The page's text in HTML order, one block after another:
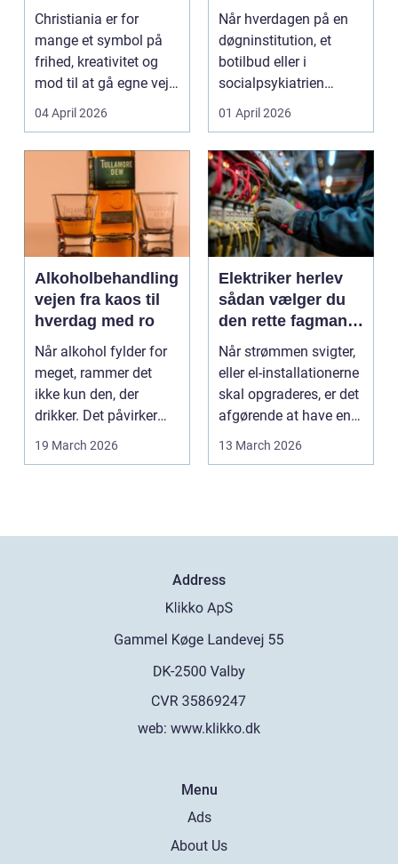
ét
Christiania er for
mange et symbol på
frihed, kreativitet og
mod til at gå egne veje.
Den samme ånd ...
04 April 2026
du den rette hjælp
Når hverdagen på en
døgninstitution, et
botilbud eller i
socialpsykiatrien
pludselig ændrer sig,
kan...
01 April 2026
Alkoholbehandling
vejen fra kaos til
hverdag med ro
Når alkohol fylder for
meget, rammer det
ikke kun den, der
drikker. Det påvirker
også familie, arbej...
19 March 2026
Elektriker herlev
sådan vælger du
den rette fagmand
til dine el-opgaver
Når strømmen svigter,
eller el-installationerne
skal opgraderes, er det
afgørende at have en
pålidel...
13 March 2026
Address
web: www.klikko.dk
Menu
Ads
About Us